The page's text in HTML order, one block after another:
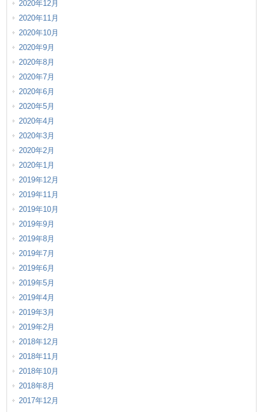
2020年12月
2020年11月
2020年10月
2020年9月
2020年8月
2020年7月
2020年6月
2020年5月
2020年4月
2020年3月
2020年2月
2020年1月
2019年12月
2019年11月
2019年10月
2019年9月
2019年8月
2019年7月
2019年6月
2019年5月
2019年4月
2019年3月
2019年2月
2018年12月
2018年11月
2018年10月
2018年8月
2017年12月